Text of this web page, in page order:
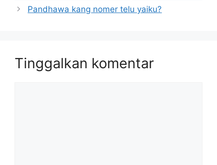
Pandhawa kang nomer telu yaiku?
Tinggalkan komentar